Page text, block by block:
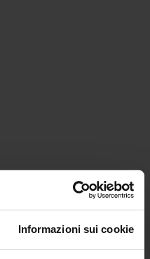
Informazioni sui cookie